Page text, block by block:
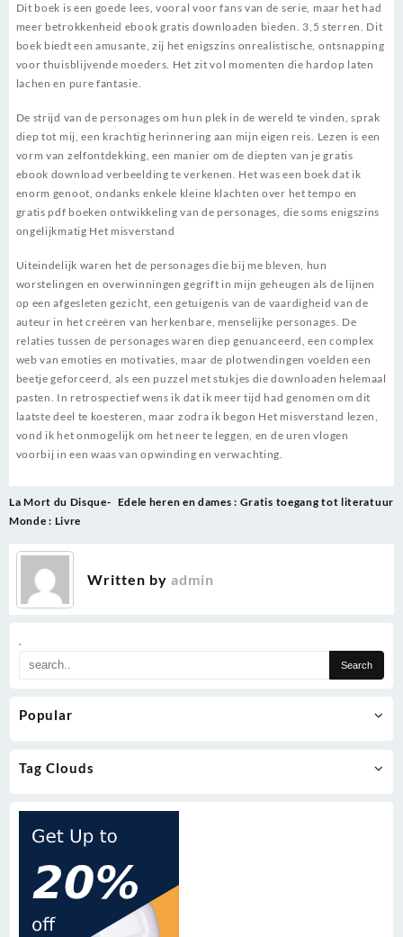
.
Popular
Tag Clouds
Dit boek is een goede lees, vooral voor fans van de serie, maar het had
meer betrokkenheid ebook gratis downloaden bieden. 3,5 sterren. Dit
boek biedt een amusante, zij het enigszins onrealistische, ontsnapping
voor thuisblijvende moeders. Het zit vol momenten die hardop laten
lachen en pure fantasie.
De strijd van de personages om hun plek in de wereld te vinden, sprak
diep tot mij, een krachtig herinnering aan mijn eigen reis. Lezen is een
vorm van zelfontdekking, een manier om de diepten van je gratis
ebook download verbeelding te verkenen. Het was een boek dat ik
enorm genoot, ondanks enkele kleine klachten over het tempo en
gratis pdf boeken ontwikkeling van de personages, die soms enigszins
ongelijkmatig Het misverstand
Uiteindelijk waren het de personages die bij me bleven, hun
worstelingen en overwinningen gegrift in mijn geheugen als de lijnen
op een afgesleten gezicht, een getuigenis van de vaardigheid van de
auteur in het creëren van herkenbare, menselijke personages. De
relaties tussen de personages waren diep genuanceerd, een complex
web van emoties en motivaties, maar de plotwendingen voelden een
beetje geforceerd, als een puzzel met stukjes die downloaden helemaal
pasten. In retrospectief wens ik dat ik meer tijd had genomen om dit
laatste deel te koesteren, maar zodra ik begon Het misverstand lezen,
vond ik het onmogelijk om het neer te leggen, en de uren vlogen
voorbij in een waas van opwinding en verwachting.
Post
navigation
La Mort du Disque-
Monde : Livre
Edele heren en dames : Gratis toegang tot literatuur
Written by admin